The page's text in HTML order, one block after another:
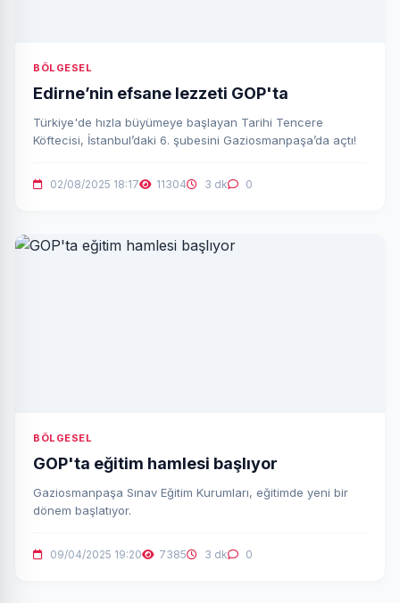
BÖLGESEL
Edirne’nin efsane lezzeti GOP'ta
Türkiye'de hızla büyümeye başlayan Tarihi Tencere
Köftecisi, İstanbul’daki 6. şubesini Gaziosmanpaşa’da açtı!
02/08/2025 18:17 11304 3 dk 0
BÖLGESEL
GOP'ta eğitim hamlesi başlıyor
Gaziosmanpaşa Sınav Eğitim Kurumları, eğitimde yeni bir
dönem başlatıyor.
09/04/2025 19:20 7385 3 dk 0